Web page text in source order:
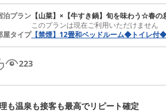
泊プラン 【山菜】×【牛すき鍋】旬を味わう☆春
このプランは現在ご利用いただけません
屋タイプ【禁煙】12畳和ベッドルーム◆トイレ付
223
も温泉も接客も最高でリピート確定